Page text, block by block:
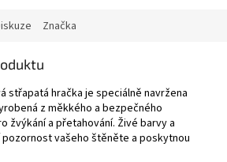
Značka
střapatá hračka je speciálně navržena
z měkkého a bezpečného
žvýkání a přetahování. Živé barvy a
vašeho štěněte a poskytnou